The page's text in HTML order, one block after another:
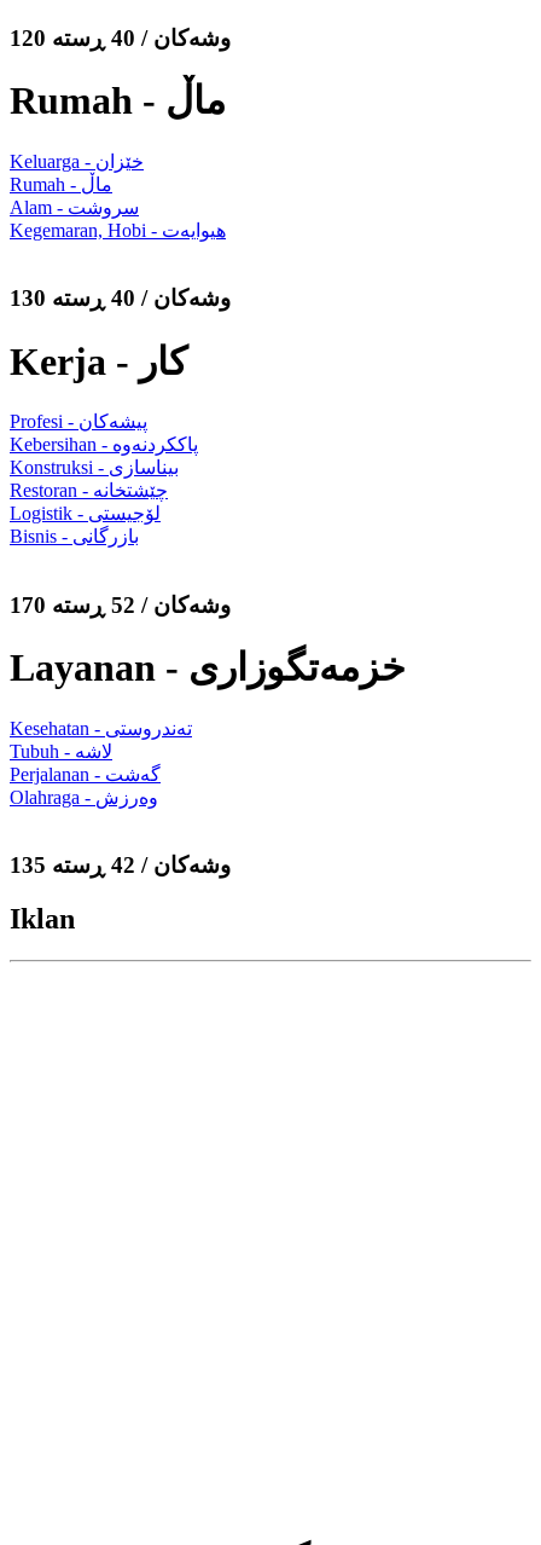
120 وشەکان / 40 ڕستە
Rumah - ماڵ
Keluarga - خێزان
Rumah - ماڵ
Alam - سروشت
Kegemaran, Hobi - هیوایەت
130 وشەکان / 40 ڕستە
Kerja - کار
Profesi - پیشەکان
Kebersihan - پاککردنەوە
Konstruksi - بیناسازی
Restoran - چێشتخانە
Logistik - لۆجیستی
Bisnis - بازرگانی
170 وشەکان / 52 ڕستە
Layanan - خزمەتگوزاری
Kesehatan - تەندروستی
Tubuh - لاشە
Perjalanan - گەشت
Olahraga - وەرزش
135 وشەکان / 42 ڕستە
Iklan